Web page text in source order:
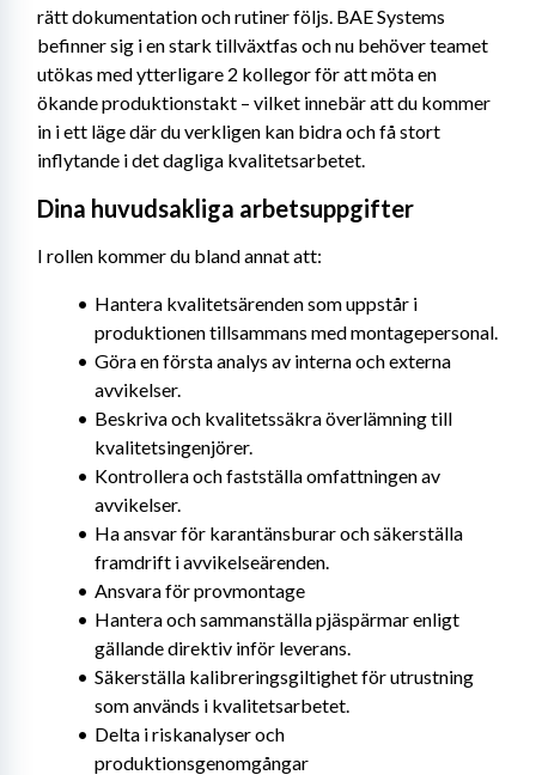
rätt dokumentation och rutiner följs. BAE Systems
befinner sig i en stark tillväxtfas och nu behöver teamet
utökas med ytterligare 2 kollegor för att möta en
ökande produktionstakt – vilket innebär att du kommer
in i ett läge där du verkligen kan bidra och få stort
inflytande i det dagliga kvalitetsarbetet.
Dina huvudsakliga arbetsuppgifter
I rollen kommer du bland annat att:
Hantera kvalitetsärenden som uppstår i
produktionen tillsammans med montagepersonal.
Göra en första analys av interna och externa
avvikelser.
Beskriva och kvalitetssäkra överlämning till
kvalitetsingenjörer.
Kontrollera och fastställa omfattningen av
avvikelser.
Ha ansvar för karantänsburar och säkerställa
framdrift i avvikelseärenden.
Ansvara för provmontage
Hantera och sammanställa pjäspärmar enligt
gällande direktiv inför leverans.
Säkerställa kalibreringsgiltighet för utrustning
som används i kvalitetsarbetet.
Delta i riskanalyser och
produktionsgenomgångar